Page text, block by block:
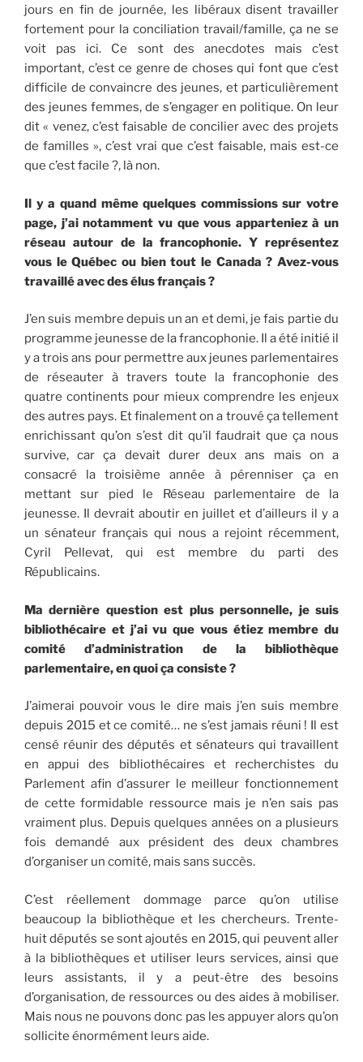
jours en fin de journée, les libéraux disent travailler
fortement pour la conciliation travail/famille, ça ne se
voit pas ici. Ce sont des anecdotes mais c’est
important, c’est ce genre de choses qui font que c’est
difficile de convaincre des jeunes, et particulièrement
des jeunes femmes, de s’engager en politique. On leur
dit « venez, c’est faisable de concilier avec des projets
de familles », c’est vrai que c’est faisable, mais est-ce
que c’est facile ?, là non.
Il y a quand même quelques commissions sur votre
page, j’ai notamment vu que vous apparteniez à un
réseau autour de la francophonie. Y représentez
vous le Québec ou bien tout le Canada ? Avez-vous
travaillé avec des élus français ?
J’en suis membre depuis un an et demi, je fais partie du
programme jeunesse de la francophonie. Il a été initié il
y a trois ans pour permettre aux jeunes parlementaires
de réseauter à travers toute la francophonie des
quatre continents pour mieux comprendre les enjeux
des autres pays. Et finalement on a trouvé ça tellement
enrichissant qu’on s’est dit qu’il faudrait que ça nous
survive, car ça devait durer deux ans mais on a
consacré la troisième année à pérenniser ça en
mettant sur pied le Réseau parlementaire de la
jeunesse. Il devrait aboutir en juillet et d’ailleurs il y a
un sénateur français qui nous a rejoint récemment,
Cyril Pellevat, qui est membre du parti des
Républicains.
Ma dernière question est plus personnelle, je suis
bibliothécaire et j’ai vu que vous étiez membre du
comité d’administration de la bibliothèque
parlementaire, en quoi ça consiste ?
J’aimerai pouvoir vous le dire mais j’en suis membre
depuis 2015 et ce comité… ne s’est jamais réuni ! Il est
censé réunir des députés et sénateurs qui travaillent
en appui des bibliothécaires et recherchistes du
Parlement afin d’assurer le meilleur fonctionnement
de cette formidable ressource mais je n’en sais pas
vraiment plus. Depuis quelques années on a plusieurs
fois demandé aux président des deux chambres
d’organiser un comité, mais sans succès.
C’est réellement dommage parce qu’on utilise
beaucoup la bibliothèque et les chercheurs. Trente-
huit députés se sont ajoutés en 2015, qui peuvent aller
à la bibliothèques et utiliser leurs services, ainsi que
leurs assistants, il y a peut-être des besoins
d’organisation, de ressources ou des aides à mobiliser.
Mais nous ne pouvons donc pas les appuyer alors qu’on
sollicite énormément leurs aide.